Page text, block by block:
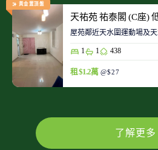
黃金置頂盤
天祐苑 祐泰閣 (C座)
屋苑鄰近天水圍運動場及
1 1 438
租 $1.2萬 @$27
了解更多